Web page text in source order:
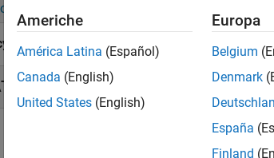
Cordell's Badge
Answers Badge
Americhe
América Latina (Español)
Canada (English)
United States (English)
Europa
Belgium
Denmark
España
Finland